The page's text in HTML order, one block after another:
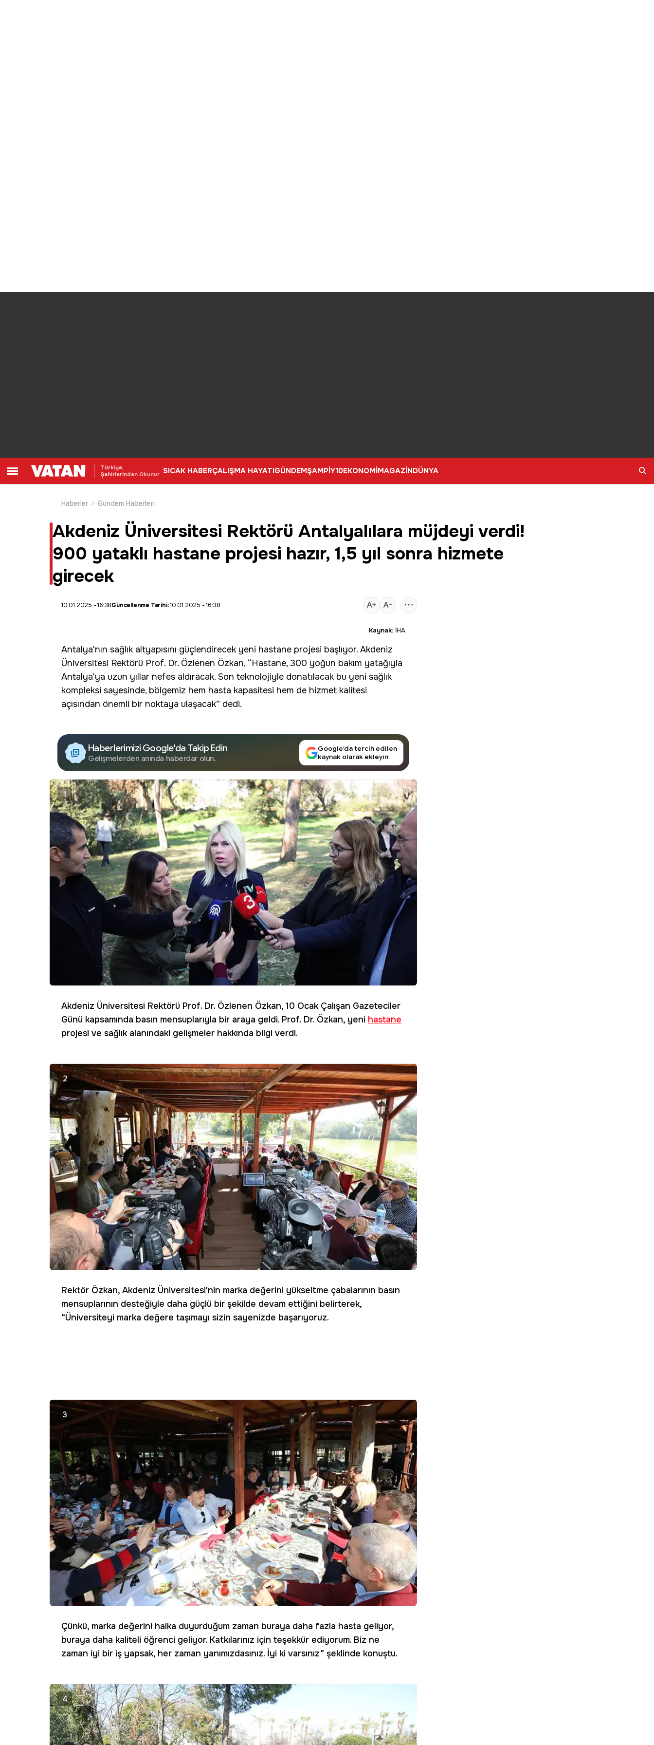
Türkiye,
Şehirlerinden Okunur SICAK HABERÇALIŞMA HAYATIGÜNDEMŞAMPİY10EKONOMİMAGAZİNDÜNYA
Haberler
Gündem Haberleri
Akdeniz Üniversitesi Rektörü Antalyalılara müjdeyi verdi!
900 yataklı hastane projesi hazır, 1,5 yıl sonra hizmete
girecek
10.01.2025 - 16:38Güncellenme Tarihi:10.01.2025 - 16:38
Kaynak: İHA
Antalya'nın sağlık altyapısını güçlendirecek yeni hastane projesi başlıyor. Akdeniz
Üniversitesi Rektörü Prof. Dr. Özlenen Özkan, “Hastane, 300 yoğun bakım yatağıyla
Antalya'ya uzun yıllar nefes aldıracak. Son teknolojiyle donatılacak bu yeni sağlık
kompleksi sayesinde, bölgemiz hem hasta kapasitesi hem de hizmet kalitesi
açısından önemli bir noktaya ulaşacak” dedi.
Haberlerimizi Google'da Takip Edin
Gelişmelerden anında haberdar olun.
Google’da tercih edilen
kaynak olarak ekleyin
1
Akdeniz Üniversitesi Rektörü Prof. Dr. Özlenen Özkan, 10 Ocak Çalışan Gazeteciler
Günü kapsamında basın mensuplarıyla bir araya geldi. Prof. Dr. Özkan, yeni hastane
projesi ve sağlık alanındaki gelişmeler hakkında bilgi verdi.
2
Rektör Özkan, Akdeniz Üniversitesi'nin marka değerini yükseltme çabalarının basın
mensuplarının desteğiyle daha güçlü bir şekilde devam ettiğini belirterek,
“Üniversiteyi marka değere taşımayı sizin sayenizde başarıyoruz.
3
Çünkü, marka değerini halka duyurduğum zaman buraya daha fazla hasta geliyor,
buraya daha kaliteli öğrenci geliyor. Katkılarınız için teşekkür ediyorum. Biz ne
zaman iyi bir iş yapsak, her zaman yanımızdasınız. İyi ki varsınız” şeklinde konuştu.
4